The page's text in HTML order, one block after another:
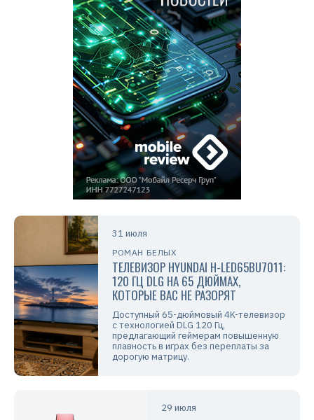
31 июля
РОМАН БЕЛЫХ
ТЕЛЕВИЗОР HYUNDAI H-LED65BU7011:
120 ГЦ DLG НА 65 ДЮЙМАХ,
КОТОРЫЕ ВАС НЕ РАЗОРЯТ
Доступный 65-дюймовый 4K-телевизор
с технологией DLG 120 Гц,
предлагающий геймерам повышенную
плавность в играх без переплаты за
дорогую матрицу.
29 июля